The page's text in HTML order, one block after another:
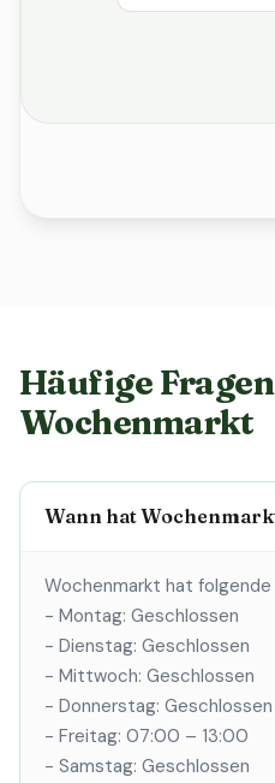
Häufige
Wochenmarkt
Wann hat
Wochenmarkt hat
- Montag: Geschlossen
- Dienstag: Geschlossen
- Mittwoch: Geschlossen
- Donnerstag: Geschlossen
- Freitag: 07:00 – 13:00
- Samstag: Geschlossen